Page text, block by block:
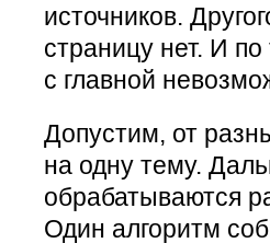
источников.
страницу нет. И
с главной
Допустим, от
на одну тему.
обрабатываются
Один алгоритм